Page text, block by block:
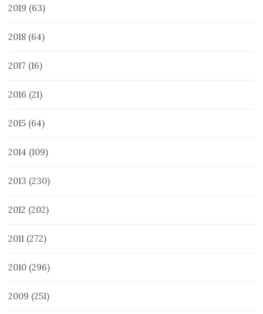
2019 (63)
2018 (64)
2017 (16)
2016 (21)
2015 (64)
2014 (109)
2013 (230)
2012 (202)
2011 (272)
2010 (296)
2009 (251)